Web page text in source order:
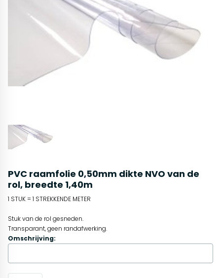
PVC raamfolie 0,50mm dikte NVO van de
rol, breedte 1,40m
1 STUK = 1 STREKKENDE METER
Stuk van de rol gesneden.
Transparant, geen randafwerking.
Omschrijving: